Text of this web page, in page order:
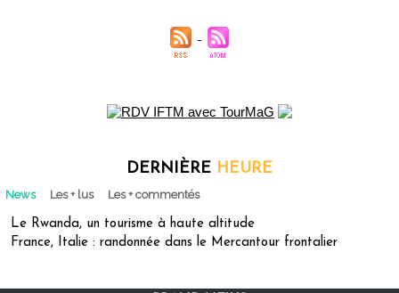
DERNIÈRE HEURE
News Les + lus Les + commentés
Le Rwanda, un tourisme à haute altitude
France, Italie : randonnée dans le Mercantour frontalier